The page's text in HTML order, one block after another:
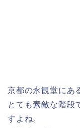
京都の永観堂にあ
とても素敵な階段
すよね。